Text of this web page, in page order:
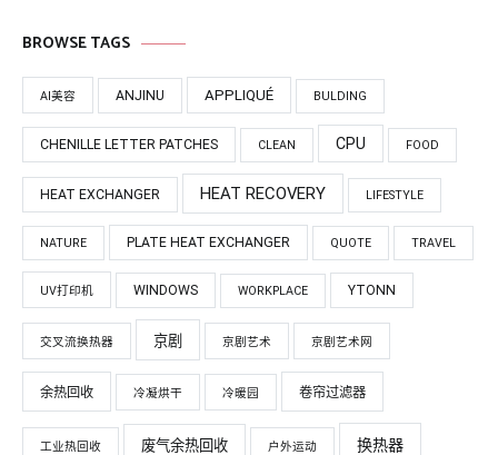
BROWSE TAGS
AI美容 ANJINU APPLIQUÉ BULDING
CHENILLE LETTER PATCHES CLEAN CPU FOOD
HEAT EXCHANGER HEAT RECOVERY LIFESTYLE
NATURE PLATE HEAT EXCHANGER QUOTE TRAVEL
UV打印机 WINDOWS WORKPLACE YTONN
交叉流换热器 京剧 京剧艺术 京剧艺术网
余热回收 冷凝烘干 冷暖园 卷帘过滤器
工业热回收 废气余热回收 户外运动 换热器